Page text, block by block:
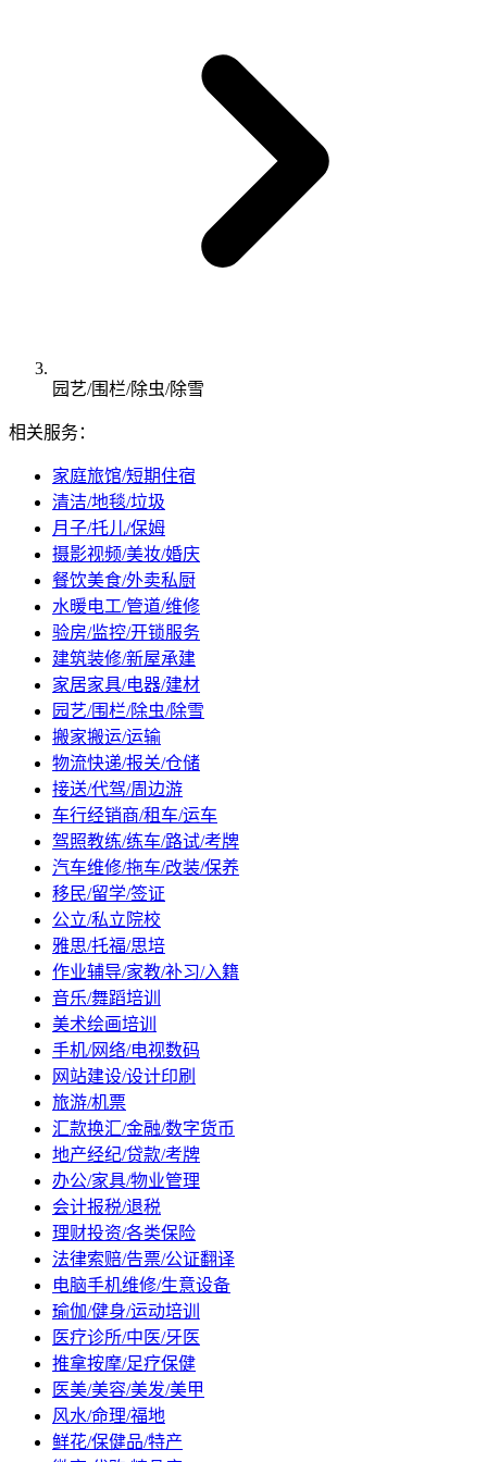
园艺/围栏/除虫/除雪
相关服务：
家庭旅馆/短期住宿
清洁/地毯/垃圾
月子/托儿/保姆
摄影视频/美妆/婚庆
餐饮美食/外卖私厨
水暖电工/管道/维修
验房/监控/开锁服务
建筑装修/新屋承建
家居家具/电器/建材
园艺/围栏/除虫/除雪
搬家搬运/运输
物流快递/报关/仓储
接送/代驾/周边游
车行经销商/租车/运车
驾照教练/练车/路试/考牌
汽车维修/拖车/改装/保养
移民/留学/签证
公立/私立院校
雅思/托福/思培
作业辅导/家教/补习/入籍
音乐/舞蹈培训
美术绘画培训
手机/网络/电视数码
网站建设/设计印刷
旅游/机票
汇款换汇/金融/数字货币
地产经纪/贷款/考牌
办公/家具/物业管理
会计报税/退税
理财投资/各类保险
法律索赔/告票/公证翻译
电脑手机维修/生意设备
瑜伽/健身/运动培训
医疗诊所/中医/牙医
推拿按摩/足疗保健
医美/美容/美发/美甲
风水/命理/福地
鲜花/保健品/特产